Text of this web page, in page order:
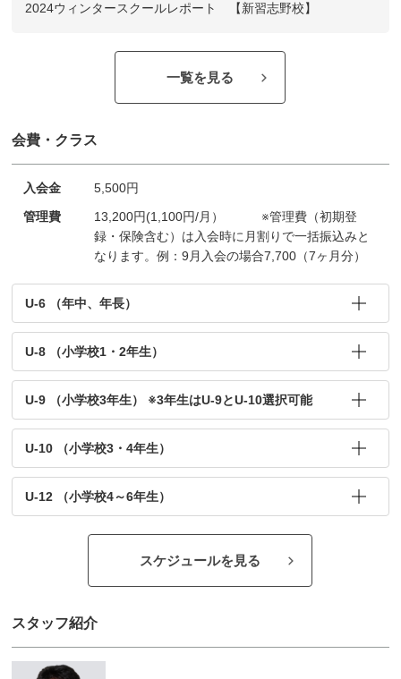
2024ウィンタースクールレポート 【新習志野校】
一覧を見る
会費・クラス
入会金
5,500円
管理費
13,200円(1,100円/月） ※管理費（初期登
録・保険含む）は入会時に月割りで一括振込みと
なります。例：9月入会の場合7,700（7ヶ月分）
U-6 （年中、年長）
U-8 （小学校1・2年生）
U-9 （小学校3年生） ※3年生はU-9とU-10選択可能
U-10 （小学校3・4年生）
U-12 （小学校4～6年生）
スケジュールを見る
スタッフ紹介